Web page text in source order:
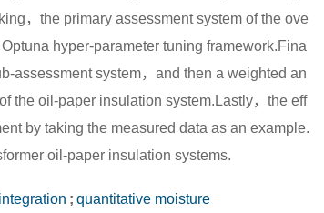
，the primary assessment system of the ove
hyper-parameter tuning framework.Fina
assessment system，and then a weighted an
the oil-paper insulation system.Lastly，the eff
by taking the measured data as an example.
oil-paper insulation systems.
; quantitative moisture